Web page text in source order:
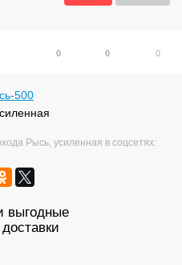
0
0 0
500
Рысь, усиленная в соцсетях:
выгодные